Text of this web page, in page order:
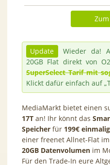
Update
Wieder da!
20GB Flat direkt von
SuperSelect Tarif mit
Klickt dafür einfach auf
MediaMarkt bietet einen
17T an! Ihr könnt das
Speicher für 199€ einmalig
einer freenet Allnet-Flat im
20GB Datenvolumen im
Für den Trade-In eure